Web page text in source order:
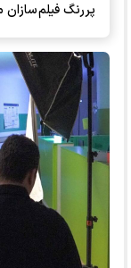
پررنگ فیلم سازان